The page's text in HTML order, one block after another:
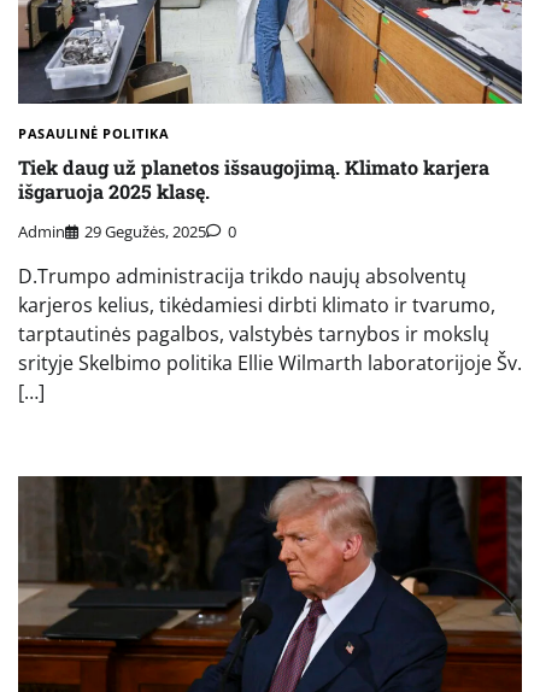
PASAULINĖ POLITIKA
Tiek daug už planetos išsaugojimą. Klimato karjera
išgaruoja 2025 klasę.
Admin 29 Gegužės, 2025 0
D.Trumpo administracija trikdo naujų absolventų
karjeros kelius, tikėdamiesi dirbti klimato ir tvarumo,
tarptautinės pagalbos, valstybės tarnybos ir mokslų
srityje Skelbimo politika Ellie Wilmarth laboratorijoje Šv.
[…]